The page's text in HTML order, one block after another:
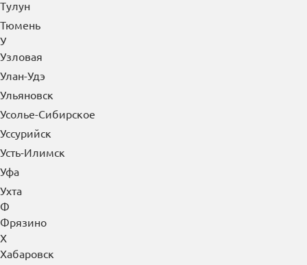
Тулун
Тюмень
У
Узловая
Улан-Удэ
Ульяновск
Усолье-Сибирское
Уссурийск
Усть-Илимск
Уфа
Ухта
Ф
Фрязино
Х
Хабаровск